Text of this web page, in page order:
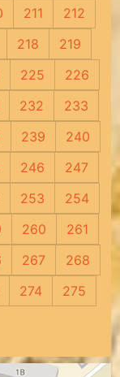
211
212
218
219
225
226
232
233
239
240
246
247
253
254
260
261
267
268
274
275